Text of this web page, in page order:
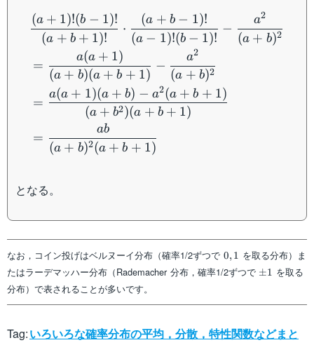
\begin{aligned}
(a + b + 1)!
(a + 1)!(b − 1)!
⋅
(a − 1)!(b − 1)!
(a + b − 1)!
−
(a + b)2
a2
=
(a + b)(a + b + 1)
a(a + 1)
−
(a + b)2
a2
=
(a + b2)(a + b + 1)
a(a + 1)(a + b) − a2(a + b + 1)
=
(a + b)2(a + b + 1)
ab
となる。
なお，コイン投げはベルヌーイ分布（確率1/2ずつで 0,1
0,1 を取る分布）ま
たはラーデマッハー分布（Rademacher 分布，確率1/2ずつで \pm
±1 を取る
分布）で表されることが多いです。
Tag:いろいろな確率分布の平均，分散，特性関数などまと